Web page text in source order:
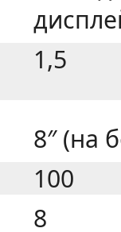
1,5
8″ (на
100
8